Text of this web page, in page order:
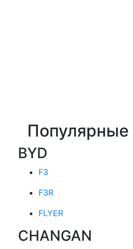
BYD
F3
F3R
FLYER
CHANGAN